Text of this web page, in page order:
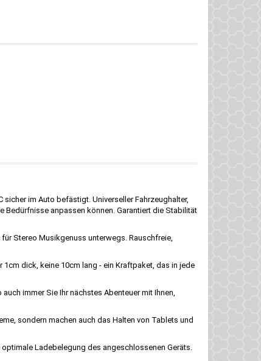
im Auto befästigt. Universeller Fahrzeughalter,
Bedürfnisse anpassen können. Garantiert die Stabilität
Stereo Musikgenuss unterwegs. Rauschfreie,
1cm dick, keine 10cm lang - ein Kraftpaket, das in jede
immer Sie Ihr nächstes Abenteuer mit Ihnen,
sondern machen auch das Halten von Tablets und
Ladebelegung des angeschlossenen Geräts.